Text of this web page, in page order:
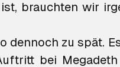
brauchten wir
dennoch zu spät.
bei